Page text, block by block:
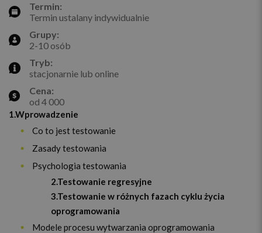
Termin:
Termin ustalany indywidualnie
Grupy:
2-10 osób
Tryb:
stacjonarnie lub online
Cena:
od 4 000
1.Wprowadzenie
Co to jest testowanie
Zasady testowania
Psychologia testowania
2.Testowanie regresyjne
3.Testowanie w różnych fazach cyklu życia
oprogramowania
Modele procesu wytwarzania oprogramowania